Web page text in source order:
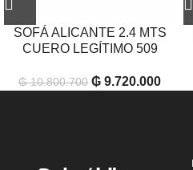
SOFÁ ALICANTE 2.4 MTS
CUERO LEGÍTIMO 509
₲10.800.700 ₲ 9.720.000